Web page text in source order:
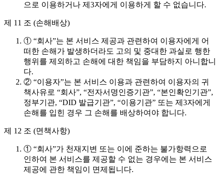
으로 이용하거나 제3자에게 이용하게 할 수 없습니다.
제 11 조 (손해배상)
① “회사”는 본 서비스 제공과 관련하여 이용자에게 어
떠한 손해가 발생하더라도 고의 및 중대한 과실로 행한
행위를 제외하고 손해에 대한 책임을 부담하지 아니합니
다.
② “이용자”는 본 서비스 이용과 관련하여 이용자의 귀
책사유로 “회사”, “전자서명인증기관”, “본인확인기관”,
정부기관, “DID 발급기관”, “이용기관” 또는 제3자에게
손해를 입힌 경우 그 손해를 배상하여야 합니다.
제 12 조 (면책사항)
① “회사”가 천재지변 또는 이에 준하는 불가항력으로
인하여 본 서비스를 제공할 수 없는 경우에는 본 서비스
제공에 관한 책임이 면제됩니다.